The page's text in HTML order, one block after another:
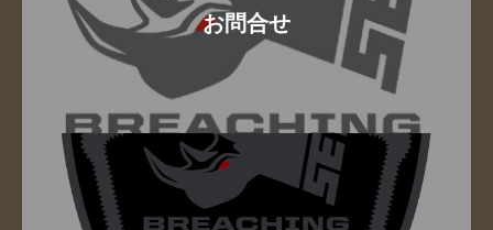
お問合せ